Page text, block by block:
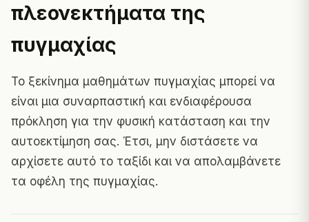
πλεονεκτήματα της
πυγμαχίας
Το ξεκίνημα μαθημάτων πυγμαχίας μπορεί να
είναι μια συναρπαστική και ενδιαφέρουσα
πρόκληση για την φυσική κατάσταση και την
αυτοεκτίμηση σας. Έτσι, μην διστάσετε να
αρχίσετε αυτό το ταξίδι και να απολαμβάνετε
τα οφέλη της πυγμαχίας.